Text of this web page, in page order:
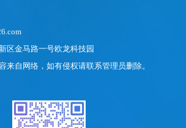
区金马路一号欧龙科技园
来自网络，如有侵权请联系管理员删除。